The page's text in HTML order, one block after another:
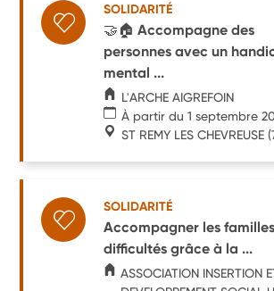
SOLIDARITÉ
🤝🏠 Accompagne des
personnes avec un
mental ...
L'ARCHE AIGREFOIN
À partir du 1 septembre
ST REMY LES CHEVREUSE
SOLIDARITÉ
Accompagner les
difficultés grâce à la ...
ASSOCIATION INSERTION